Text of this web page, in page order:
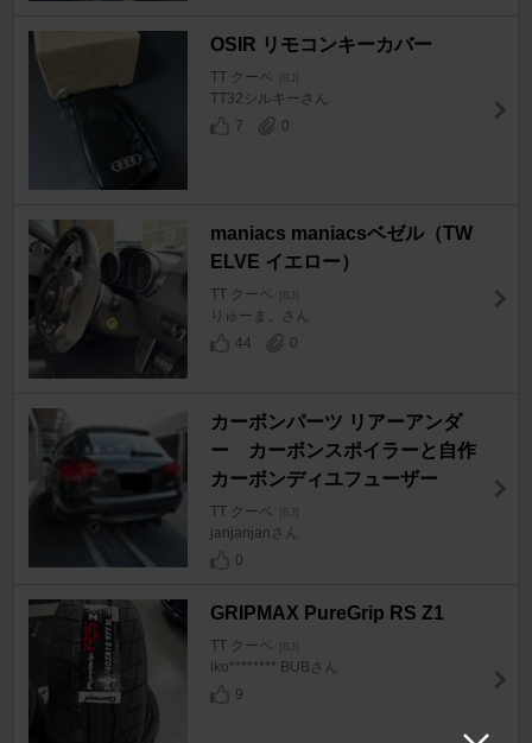
OSIR リモコンキーカバー
TT クーペ [8J]
TT32シルキーさん
7
0
maniacs maniacsベゼル（TW
ELVE イエロー）
TT クーペ [8J]
りゅーま。さん
44
0
カーボンパーツ リアーアンダ
ー カーボンスポイラーと自作
カーボンディユフューザー
TT クーペ [8J]
janjanjanさん
0
GRIPMAX PureGrip RS Z1
TT クーペ [8J]
iko******** BUBさん
9